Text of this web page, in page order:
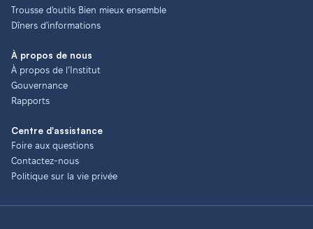
Trousse d'outils Bien mieux ensemble
Dîners d'informations
À propos de nous
À propos de l’Institut
Gouvernance
Rapports
Centre d'assistance
Foire aux questions
Contactez-nous
Politique sur la vie privée